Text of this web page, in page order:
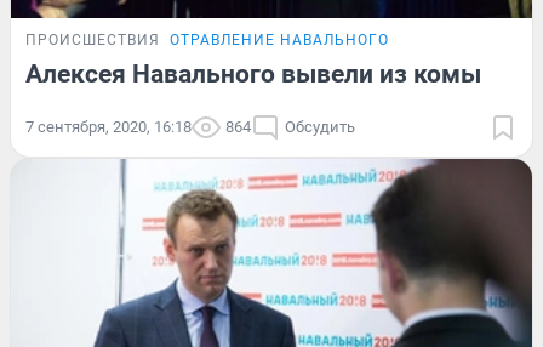
ПРОИСШЕСТВИЯ ОТРАВЛЕНИЕ НАВАЛЬНОГО
Алексея Навального вывели из комы
7 сентября, 2020, 16:18 864 Обсудить